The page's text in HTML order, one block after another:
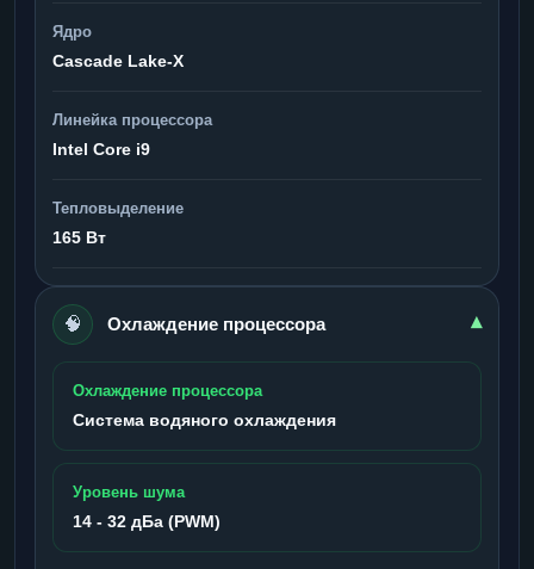
Ядро
Cascade Lake-X
Линейка процессора
Intel Core i9
Тепловыделение
165 Вт
🧠 Охлаждение процессора ▾
Охлаждение процессора
Система водяного охлаждения
Уровень шума
14 - 32 дБа (PWM)